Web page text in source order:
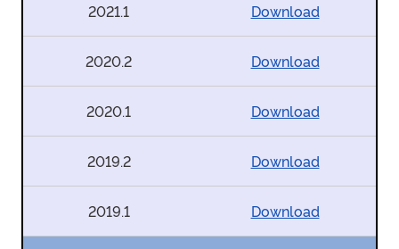
2021.1 Download
2020.2 Download
2020.1 Download
2019.2 Download
2019.1 Download